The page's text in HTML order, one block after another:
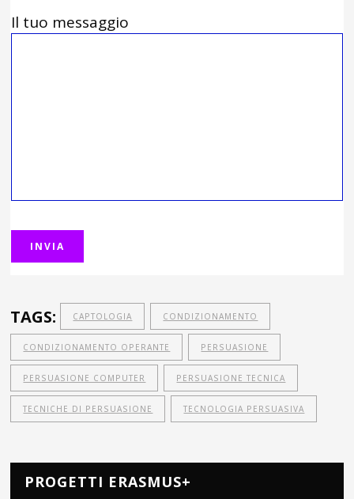
Il tuo messaggio
TAGS: CAPTOLOGIA CONDIZIONAMENTO
CONDIZIONAMENTO OPERANTE PERSUASIONE
PERSUASIONE COMPUTER PERSUASIONE TECNICA
TECNICHE DI PERSUASIONE TECNOLOGIA PERSUASIVA
PROGETTI ERASMUS+